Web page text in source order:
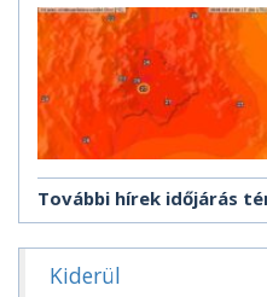
További hírek időjárás
Kiderül